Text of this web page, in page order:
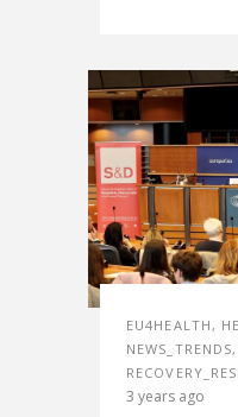
EU4HEALTH,
NEWS_TRENDS,
3 years ago